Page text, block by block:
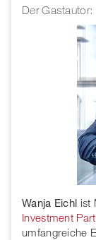
Der Gastautor:
Wanja Eichl ist
Investment
umfangreiche